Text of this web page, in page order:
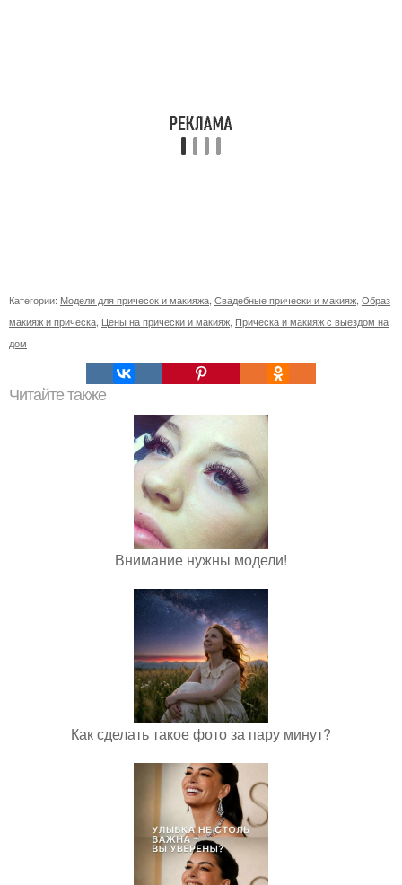
Категории: Модели для причесок и макияжа Свадебные прически и макияж Образ
макияж и прическа Цены на прически и макияж Прическа и макияж с выездом на
дом
Читайте также
Внимание нужны модели!
Как сделать такое фото за пару минут?